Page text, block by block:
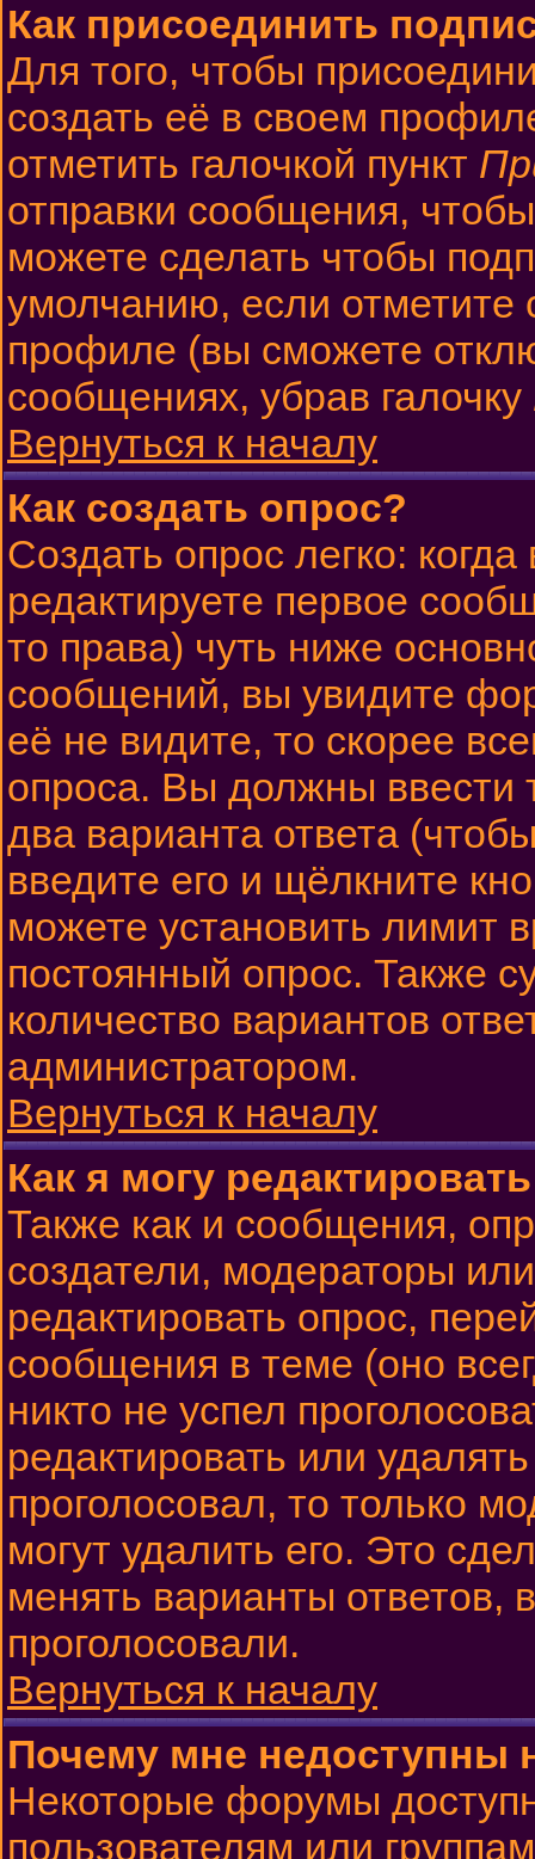
Как присоединить
Для того, чтобы
создать её в своем
отметить галочкой пункт
отправки сообщения,
можете сделать чтобы
умолчанию, если отметите
профиле (вы сможете
сообщениях, убрав галочку
Вернуться к началу
Как создать опрос?
Создать опрос легко:
редактируете первое
то права) чуть ниже
сообщений, вы увидите
её не видите, то скорее
опроса. Вы должны ввести
два варианта ответа
введите его и щёлкните
можете установить лимит
постоянный опрос. Также
количество вариантов
администратором.
Вернуться к началу
Как я могу
Также как и сообщения,
создатели, модераторы
редактировать опрос,
сообщения в теме (оно
никто не успел
редактировать или
проголосовал, то только
могут удалить его. Это
менять варианты ответов,
проголосовали.
Вернуться к началу
Почему мне
Некоторые форумы
пользователям или